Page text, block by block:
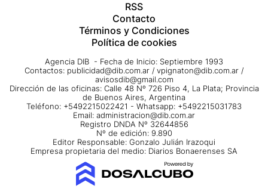
RSS
Contacto
Términos y Condiciones
Política de cookies
Agencia DIB - Fecha de Inicio: Septiembre 1993
Contactos: publicidad@dib.com.ar / vpignaton@dib.com.ar /
avisosdib@gmail.com
Dirección de las oficinas: Calle 48 Nº 726 Piso 4, La Plata; Provincia
de Buenos Aires, Argentina
Teléfono: +5492215022421 - Whatsapp: +5492215031783
Email: administracion@dib.com.ar
Registro DNDA Nº 32644856
Nº de edición: 9.890
Editor Responsable: Gonzalo Julián Irazoqui
Empresa propietaria del medio: Diarios Bonaerenses SA